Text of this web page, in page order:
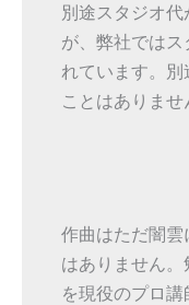
別途スタジオ
が、弊社では
れています。
ことはありませ
作曲はただ闇雲
はありません
を現役のプロ講